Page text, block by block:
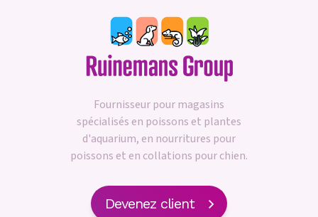
Fournisseur pour magasins
spécialisés en poissons et plantes
d'aquarium, en nourritures pour
poissons et en collations pour chien.
Devenez client